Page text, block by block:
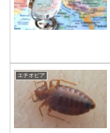
エチオピア